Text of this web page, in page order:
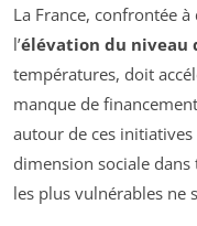
La France, confrontée
l’élévation du niveau
températures, doit
manque de
autour de ces
dimension sociale
les plus vulnérables ne